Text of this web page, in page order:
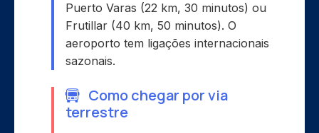
Puerto Varas (22 km, 30 minutos) ou
Frutillar (40 km, 50 minutos). O
aeroporto tem ligações internacionais
sazonais.
Como chegar por via
terrestre